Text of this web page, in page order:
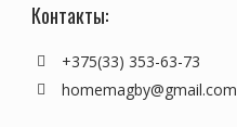
Контакты:
+375(33) 353-63-73
homemagby@gmail.com